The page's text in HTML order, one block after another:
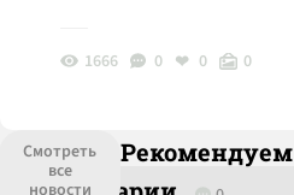
1666 0 0 0
Рекомендуем
Смотреть
все
новости